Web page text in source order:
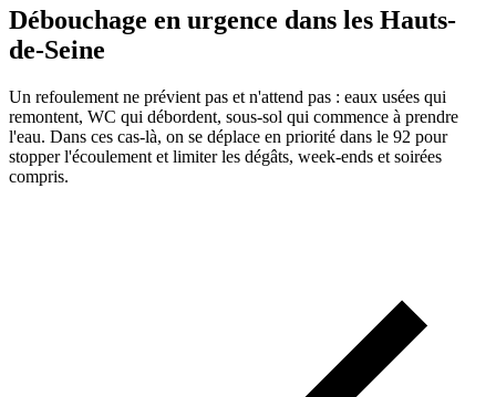
Débouchage en urgence dans les Hauts-
de-Seine
Un refoulement ne prévient pas et n'attend pas : eaux usées qui
remontent, WC qui débordent, sous-sol qui commence à prendre
l'eau. Dans ces cas-là, on se déplace en priorité dans le 92 pour
stopper l'écoulement et limiter les dégâts, week-ends et soirées
compris.